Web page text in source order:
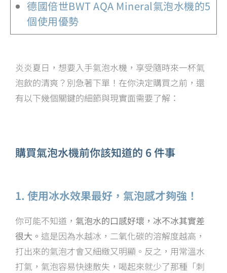
德國倍世BWT AQA Mineral氣泡水機的5
個使用優勢​
炎炎夏日，想要入手氣泡水機，享受隨時來一杯氣
泡飲的清爽？別急著下單！在你決定購買之前，還
有以下幾個關鍵的細節與現實面需要了解：
購買氣泡水機前你該知道的 6 件事
1. 使用冰水效果最好，氣泡感才夠強！
你可能不知道， 氣泡水的口感好壞，冰不冰其實差
很大。 這是因為水越冰，二氧化碳的溶解度越高，
打出來的氣泡才會又細緻又明顯。反之，用常溫水
打氣，氣泡容易快速散失，喝起來就少了那種「刺